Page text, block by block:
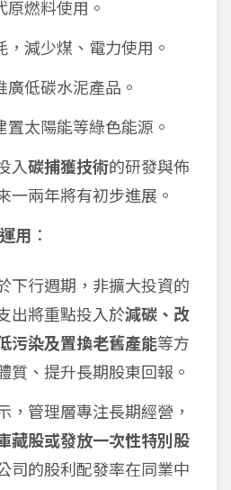
原燃料使用。
，減少煤、電力使用。
廣低碳水泥產品。
置太陽能等綠色能源。
入碳捕獲技術的研發與佈
一兩年將有初步進展。
用 ：
下行週期，非擴大投資的
出將重點投入於減碳、改
污染及置換老舊產能等方
質、提升長期股東回報。
，管理層專注長期經營，
藏股或發放一次性特別股
司的股利配發率在同業中